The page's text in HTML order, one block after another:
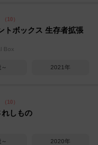
トボックス 生存者拡張
Box
2021年
しもの
2020年